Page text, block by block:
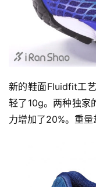
新的鞋面Fluidfit工
轻了10g。两种独家
力增加了20%。重量